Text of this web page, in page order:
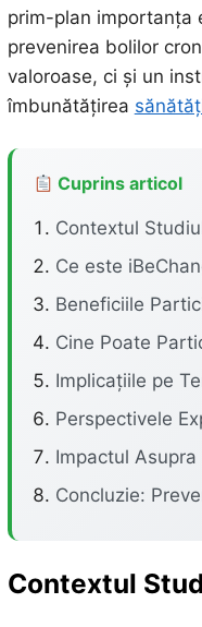
prim-plan importanța
prevenirea bolilor
valoroase, ci și un
îmbunătățirea
Cuprins articol
Contextul
Ce este
Beneficiile
Cine Poate
Implicațiile pe
Perspectivele
Impactul
Concluzie:
Contextul